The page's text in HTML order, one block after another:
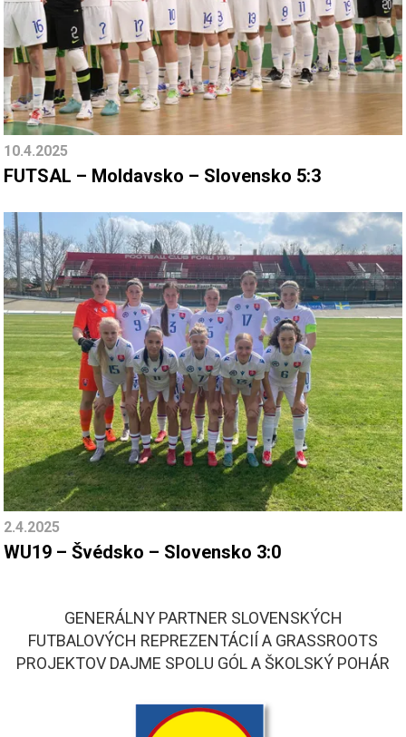
10.4.2025
FUTSAL – Moldavsko – Slovensko 5:3
2.4.2025
WU19 – Švédsko – Slovensko 3:0
GENERÁLNY PARTNER SLOVENSKÝCH
FUTBALOVÝCH REPREZENTÁCIÍ A GRASSROOTS
PROJEKTOV DAJME SPOLU GÓL A ŠKOLSKÝ POHÁR